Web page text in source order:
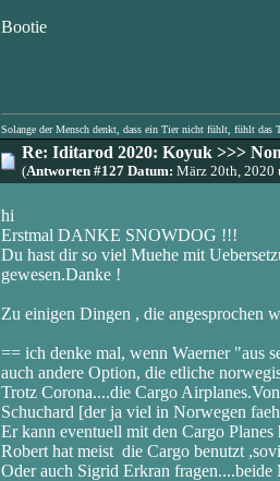
Bootie
Solange der Mensch denkt, dass ein Tier nicht fühlt, fühlt das
Re: Iditarod 2020: Koyuk >>>
(Antworten #127 Datum: März 20th, 2020
hi
Erstmal DANKE SNOWDOG !!!
Du hast dir so viel Muehe mit
gewesen.Danke !
Zu einigen Dingen , die angesprochen
== ich denke mal, wenn Waerner "aus
auch andere Option, die etliche
Trotz Corona....die Cargo
Schuchard [der ja viel in Norwegen
Er kann eventuell mit den Cargo
Robert hat meist die Cargo benutzt
Oder auch Sigrid Erkran fragen....beide